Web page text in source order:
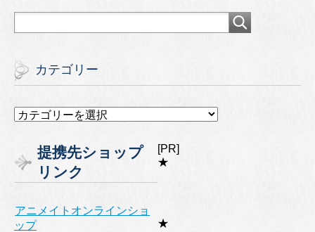
カテゴリー
カ
リ
ー
提携先ショップ
リンク
[PR]
★
アニメイトオンラインショ
ップ
★